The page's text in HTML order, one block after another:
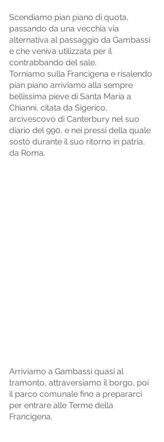
Scendiamo pian piano di quota,
passando da una vecchia via
alternativa al passaggio da Gambassi
e che veniva utilizzata per il
contrabbando del sale.
Torniamo sulla Francigena e risalendo
pian piano arriviamo alla sempre
bellissima pieve di Santa Maria a
Chianni, citata da Sigerico,
arcivescovo di Canterbury nel suo
diario del 990, e nei pressi della quale
sostò durante il suo ritorno in patria,
da Roma.
Arriviamo a Gambassi quasi al
tramonto, attraversiamo il borgo, poi
il parco comunale fino a prepararci
per entrare alle Terme della
Francigena.